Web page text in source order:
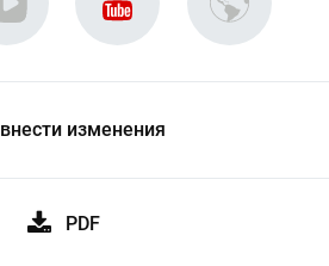
внести изменения
PDF